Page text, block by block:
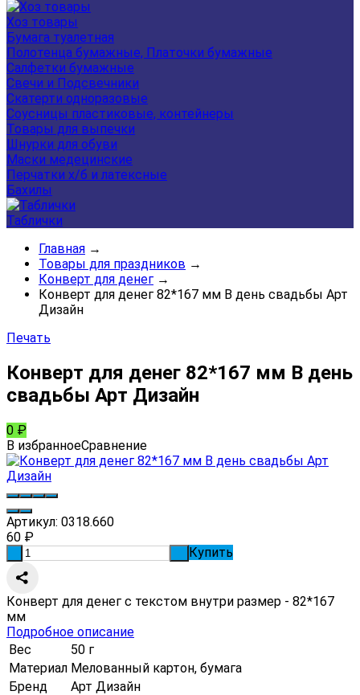
Хоз товары
Бумага туалетная
Полотенца бумажные, Платочки бумажные
Салфетки бумажные
Свечи и Подсвечники
Скатерти одноразовые
Соусницы пластиковые, контейнеры
Товары для выпечки
Шнурки для обуви
Маски медецинские
Перчатки х/б и латексные
Бахилы
Таблички
Главная →
Товары для праздников →
Конверт для денег →
Конверт для денег 82*167 мм В день свадьбы Арт
Дизайн
Печать
Конверт для денег 82*167 мм В день
свадьбы Арт Дизайн
0 ₽
В избранноеСравнение
Артикул: 0318.660
60 ₽
Купить
Конверт для денег с текстом внутри размер - 82*167
мм
Подробное описание
Вес
50 г
Материал Мелованный картон, бумага
Бренд
Арт Дизайн